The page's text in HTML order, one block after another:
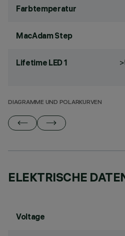
Farbtemperatur
MacAdam Step
Lifetime LED 1
DIAGRAMME UND POLARKURVEN
ELEKTRISCHE
Voltage